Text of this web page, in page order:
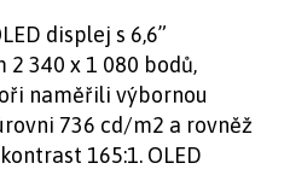
displej s 6,6”
340 x 1 080 bodů,
naměřili výbornou
736 cd/m2 a rovněž
165:1. OLED